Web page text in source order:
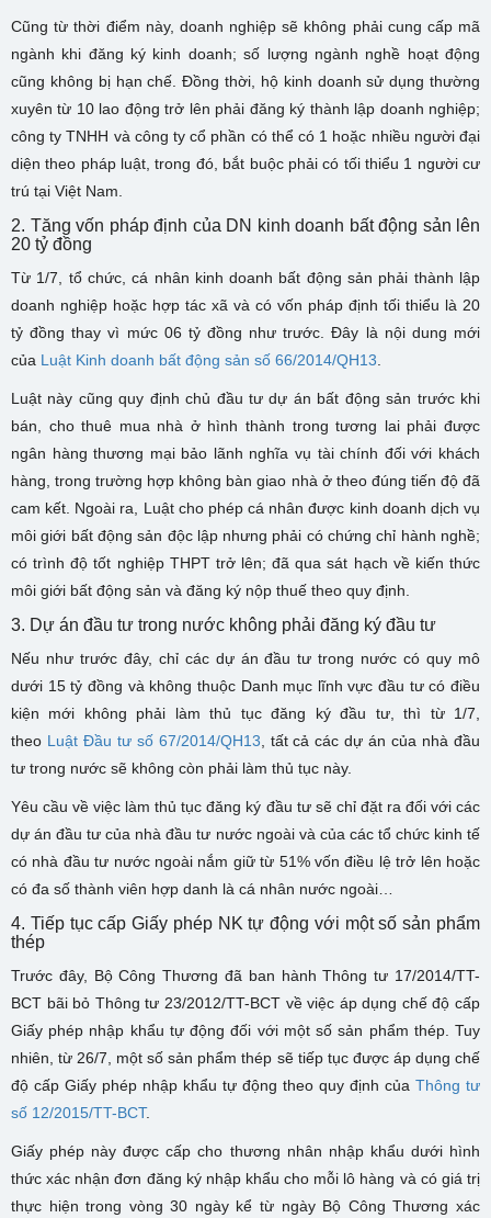
Cũng từ thời điểm này, doanh nghiệp sẽ không phải cung cấp mã
ngành khi đăng ký kinh doanh; số lượng ngành nghề hoạt động
cũng không bị hạn chế. Đồng thời, hộ kinh doanh sử dụng thường
xuyên từ 10 lao động trở lên phải đăng ký thành lập doanh nghiệp;
công ty TNHH và công ty cổ phần có thể có 1 hoặc nhiều người đại
diện theo pháp luật, trong đó, bắt buộc phải có tối thiểu 1 người cư
trú tại Việt Nam.
2. Tăng vốn pháp định của DN kinh doanh bất động sản lên
20 tỷ đồng
Từ 1/7, tổ chức, cá nhân kinh doanh bất động sản phải thành lập
doanh nghiệp hoặc hợp tác xã và có vốn pháp định tối thiểu là 20
tỷ đồng thay vì mức 06 tỷ đồng như trước. Đây là nội dung mới
của Luật Kinh doanh bất động sản số 66/2014/QH13
Luật này cũng quy định chủ đầu tư dự án bất động sản trước khi
bán, cho thuê mua nhà ở hình thành trong tương lai phải được
ngân hàng thương mại bảo lãnh nghĩa vụ tài chính đối với khách
hàng, trong trường hợp không bàn giao nhà ở theo đúng tiến độ đã
cam kết. Ngoài ra, Luật cho phép cá nhân được kinh doanh dịch vụ
môi giới bất động sản độc lập nhưng phải có chứng chỉ hành nghề;
có trình độ tốt nghiệp THPT trở lên; đã qua sát hạch về kiến thức
môi giới bất động sản và đăng ký nộp thuế theo quy định.
3. Dự án đầu tư trong nước không phải đăng ký đầu tư
Nếu như trước đây, chỉ các dự án đầu tư trong nước có quy mô
dưới 15 tỷ đồng và không thuộc Danh mục lĩnh vực đầu tư có điều
kiện mới không phải làm thủ tục đăng ký đầu tư, thì từ 1/7,
theo Luật Đầu tư số 67/2014/QH13 , tất cả các dự án của nhà đầu
tư trong nước sẽ không còn phải làm thủ tục này.
Yêu cầu về việc làm thủ tục đăng ký đầu tư sẽ chỉ đặt ra đối với các
dự án đầu tư của nhà đầu tư nước ngoài và của các tổ chức kinh tế
có nhà đầu tư nước ngoài nắm giữ từ 51% vốn điều lệ trở lên hoặc
có đa số thành viên hợp danh là cá nhân nước ngoài…
4. Tiếp tục cấp Giấy phép NK tự động với một số sản phẩm
thép
Trước đây, Bộ Công Thương đã ban hành Thông tư 17/2014/TT-
BCT bãi bỏ Thông tư 23/2012/TT-BCT về việc áp dụng chế độ cấp
Giấy phép nhập khẩu tự động đối với một số sản phẩm thép. Tuy
nhiên, từ 26/7, một số sản phẩm thép sẽ tiếp tục được áp dụng chế
độ cấp Giấy phép nhập khẩu tự động theo quy định của Thông tư
số 12/2015/TT-BCT.
Giấy phép này được cấp cho thương nhân nhập khẩu dưới hình
thức xác nhận đơn đăng ký nhập khẩu cho mỗi lô hàng và có giá trị
thực hiện trong vòng 30 ngày kể từ ngày Bộ Công Thương xác